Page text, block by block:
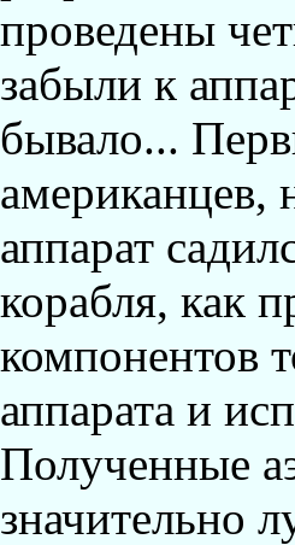
проведены
забыли к
бывало...
американцев,
аппарат
корабля, как
компонентов
аппарата и
Полученные
значительно